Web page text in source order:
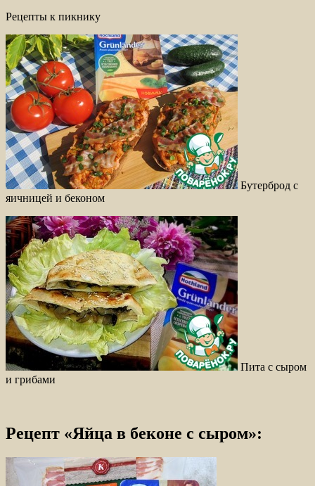
Рецепты к пикнику
Бутерброд с
яичницей и беконом
Пита с сыром
и грибами
Рецепт «Яйца в беконе с сыром»: